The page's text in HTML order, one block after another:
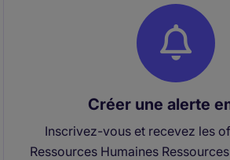
Créer une alerte
Inscrivez-vous et recevez les
Ressources Humaines